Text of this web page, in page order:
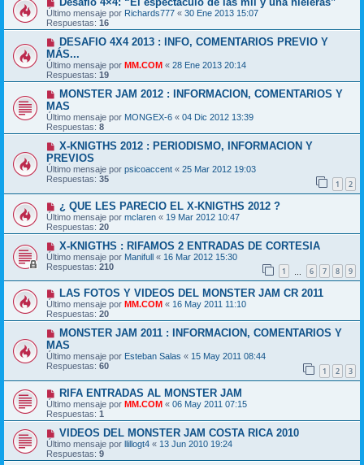
Último mensaje por Richards777 « 30 Ene 2013 15:07
Respuestas: 16
DESAFIO 4X4 2013 : INFO, COMENTARIOS PREVIO Y
MÁS...
Último mensaje por MM.COM « 28 Ene 2013 20:14
Respuestas: 19
MONSTER JAM 2012 : INFORMACION, COMENTARIOS Y
MAS
Último mensaje por MONGEX-6 « 04 Dic 2012 13:39
Respuestas: 8
X-KNIGTHS 2012 : PERIODISMO, INFORMACION Y
PREVIOS
Último mensaje por psicoaccent « 25 Mar 2012 19:03
Respuestas: 35 1 2
¿ QUE LES PARECIO EL X-KNIGTHS 2012 ?
Último mensaje por mclaren « 19 Mar 2012 10:47
Respuestas: 20
X-KNIGTHS : RIFAMOS 2 ENTRADAS DE CORTESIA
Último mensaje por Manifull « 16 Mar 2012 15:30
Respuestas: 210 1 6 7 8 9
LAS FOTOS Y VIDEOS DEL MONSTER JAM CR 2011
Último mensaje por MM.COM « 16 May 2011 11:10
Respuestas: 20
MONSTER JAM 2011 : INFORMACION, COMENTARIOS Y
MAS
Último mensaje por Esteban Salas « 15 May 2011 08:44
Respuestas: 60 1 2 3
RIFA ENTRADAS AL MONSTER JAM
Último mensaje por MM.COM « 06 May 2011 07:15
Respuestas: 1
VIDEOS DEL MONSTER JAM COSTA RICA 2010
Último mensaje por llillogt4 « 13 Jun 2010 19:24
Respuestas: 9